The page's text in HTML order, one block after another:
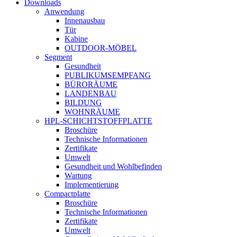
Downloads
Anwendung
Innenausbau
Tür
Kabine
OUTDOOR-MÖBEL
Segment
Gesundheit
PUBLIKUMSEMPFANG
BÜRORÄUME
LANDENBAU
BILDUNG
WOHNRÄUME
HPL-SCHICHTSTOFFPLATTE
Broschüre
Technische Informationen
Zertifikate
Umwelt
Gesundheit und Wohlbefinden
Wartung
Implementierung
Compactplatte
Broschüre
Technische Informationen
Zertifikate
Umwelt